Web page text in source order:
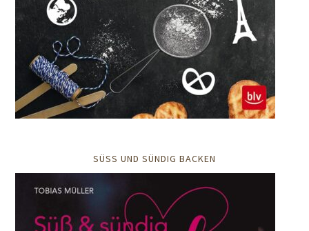
SÜSS UND SÜNDIG BACKEN